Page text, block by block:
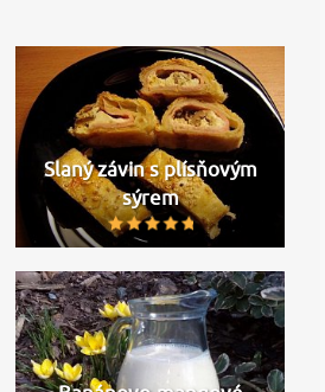
Slaný závin s plísňovým
sýrem